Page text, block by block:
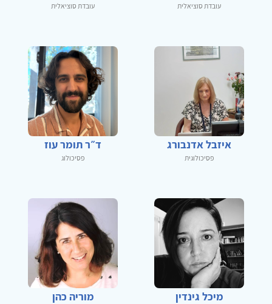
עובדת סוציאלית עובדת סוציאלית
איזבל אדנבורג
פסיכולוגית
ד״ר תומר עוז
פסיכולוג
מיכל גינדין מוריה כהן